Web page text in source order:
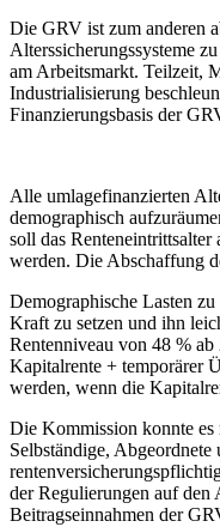
Die GRV ist zum anderen
Alterssicherungssysteme
am Arbeitsmarkt. Teilzeit,
Industrialisierung
Finanzierungsbasis der
Alle umlagefinanzierten
demographisch
soll das
werden. Die Abschaffung
Demographische Lasten
Kraft zu setzen und ihn
Rentenniveau von 48 %
Kapitalrente + temporärer
werden, wenn die
Die Kommission konnte es
Selbständige,
der Regulierungen auf
Beitragseinnahmen der